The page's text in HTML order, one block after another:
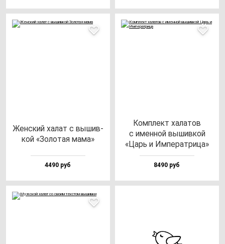
Жен­ский ха­лат с вы­шив­
кой «Золо­тая ма­ма»
4490 руб
Ком­плект ха­ла­тов
с имен­ной вы­шив­кой
«Царь и Импе­рат­ри­ца»
8490 руб